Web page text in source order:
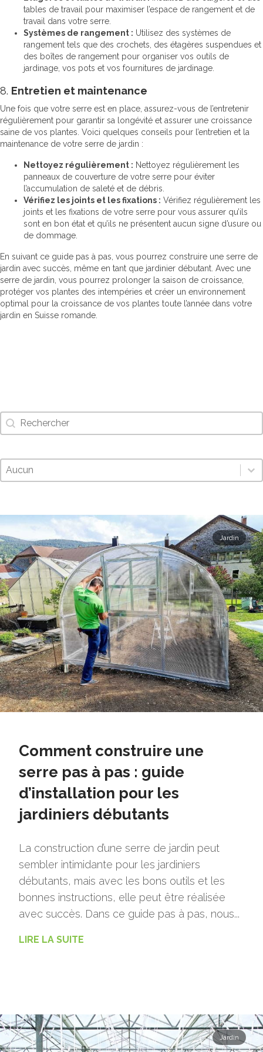
tables de travail pour maximiser l’espace de rangement et de
travail dans votre serre.
Systèmes de rangement : Utilisez des systèmes de
rangement tels que des crochets, des étagères suspendues et
des boîtes de rangement pour organiser vos outils de
jardinage, vos pots et vos fournitures de jardinage.
8. Entretien et maintenance
Une fois que votre serre est en place, assurez-vous de l’entretenir
régulièrement pour garantir sa longévité et assurer une croissance
saine de vos plantes. Voici quelques conseils pour l’entretien et la
maintenance de votre serre de jardin :
Nettoyez régulièrement : Nettoyez régulièrement les
panneaux de couverture de votre serre pour éviter
l’accumulation de saleté et de débris.
Vérifiez les joints et les fixations : Vérifiez régulièrement les
joints et les fixations de votre serre pour vous assurer qu’ils
sont en bon état et qu’ils ne présentent aucun signe d’usure ou
de dommage.
En suivant ce guide pas à pas, vous pourrez construire une serre de
jardin avec succès, même en tant que jardinier débutant. Avec une
serre de jardin, vous pourrez prolonger la saison de croissance,
protéger vos plantes des intempéries et créer un environnement
optimal pour la croissance de vos plantes toute l’année dans votre
jardin en Suisse romande.
Search
Rechercher
Sort
Trier le contenu
Trier le contenu
Jardin
Comment construire une
serre pas à pas : guide
d’installation pour les
jardiniers débutants
La construction d’une serre de jardin peut
sembler intimidante pour les jardiniers
débutants, mais avec les bons outils et les
bonnes instructions, elle peut être réalisée
avec succès. Dans ce guide pas à pas, nous...
LIRE LA SUITE
Jardin